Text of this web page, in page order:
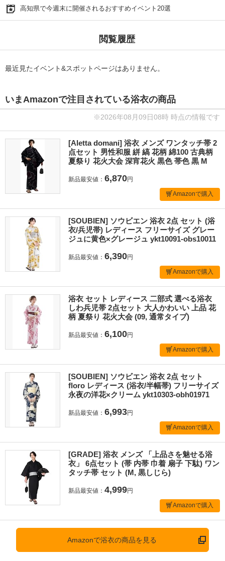
高知県で今週末に開催されるおすすめイベント20選
閲覧履歴
最近見たイベント&スポットページはありません。
いまAmazonで注目されている浴衣の商品
※2026年08月09日08時 時点の情報です
[Aletta domani] 浴衣 メンズ ワンタッチ帯 2
点セット 男性和服 絣 縞 花柄 綿100 古典柄
夏祭り 花火大会 深宵花火 黒色 帯色 黒 M
新品最安値： 6,870円
Amazonで購入
[SOUBIEN] ソウビエン 浴衣 2点 セット (浴
衣/兵児帯) レディース フリーサイズ グレー
ジュに黄色×グレージュ ykt10091-obs10011
新品最安値： 6,390円
Amazonで購入
浴衣 セット レディース 二部式 選べる浴衣
しわ兵児帯 2点セット 大人かわいい 上品 花
柄 夏祭り 花火大会 (09, 通常タイプ)
新品最安値： 6,100円
Amazonで購入
[SOUBIEN] ソウビエン 浴衣 2点 セット
floro レディース (浴衣/半幅帯) フリーサイズ
永夜の洋花×クリーム ykt10303-obh01971
新品最安値： 6,993円
Amazonで購入
[GRADE] 浴衣 メンズ 「上品さを魅せる浴
衣」 6点セット (帯 内帯 巾着 扇子 下駄) ワン
タッチ帯 セット (M, 黒しじら)
新品最安値： 4,999円
Amazonで購入
Amazonで浴衣の商品を見る